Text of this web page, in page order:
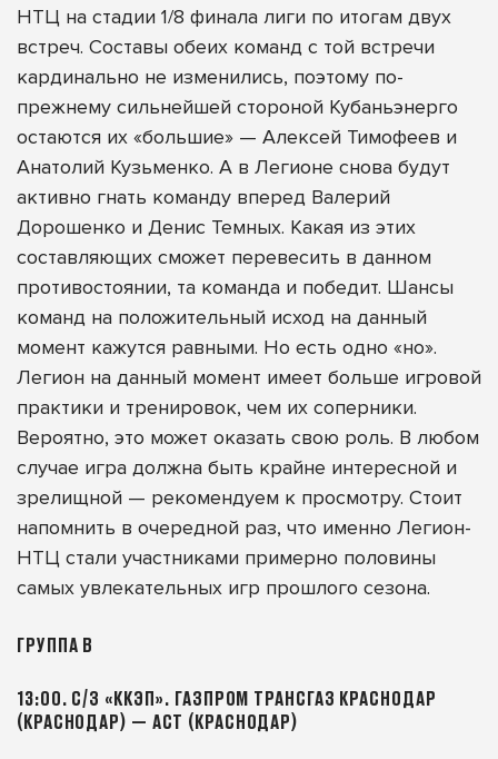
НТЦ на стадии 1/8 финала лиги по итогам двух
встреч. Составы обеих команд с той встречи
кардинально не изменились, поэтому по-
прежнему сильнейшей стороной Кубаньэнерго
остаются их «большие» — Алексей Тимофеев и
Анатолий Кузьменко. А в Легионе снова будут
активно гнать команду вперед Валерий
Дорошенко и Денис Темных. Какая из этих
составляющих сможет перевесить в данном
противостоянии, та команда и победит. Шансы
команд на положительный исход на данный
момент кажутся равными. Но есть одно «но».
Легион на данный момент имеет больше игровой
практики и тренировок, чем их соперники.
Вероятно, это может оказать свою роль. В любом
случае игра должна быть крайне интересной и
зрелищной — рекомендуем к просмотру. Стоит
напомнить в очередной раз, что именно Легион-
НТЦ стали участниками примерно половины
самых увлекательных игр прошлого сезона.
ГРУППА B
13:00. С/З «ККЭП». ГАЗПРОМ ТРАНСГАЗ КРАСНОДАР
(КРАСНОДАР) — АСТ (КРАСНОДАР)